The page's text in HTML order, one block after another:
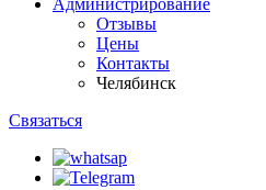
Администрирование
Отзывы
Цены
Контакты
Челябинск
Связаться